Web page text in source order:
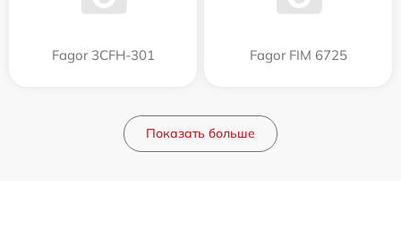
Fagor 3CFH-301 Fagor FIM 6725
Показать больше